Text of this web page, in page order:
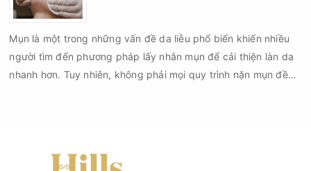
Mụn là một trong những vấn đề da liễu phổ biến khiến nhiều
người tìm đến phương pháp lấy nhân mụn để cải thiện làn da
nhanh hơn. Tuy nhiên, không phải mọi quy trình nặn mụn đều
đạt tiêu chuẩn cần đáp ứng những yêu cầu nào?